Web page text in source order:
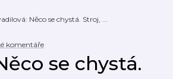
Něco se chystá. Stroj, ...
komentáře
se chystá.